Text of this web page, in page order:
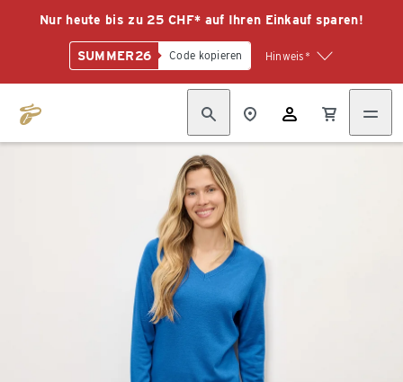
Nur heute bis zu 25 CHF* auf Ihren Einkauf sparen!
SUMMER26 Code kopieren Hinweis*